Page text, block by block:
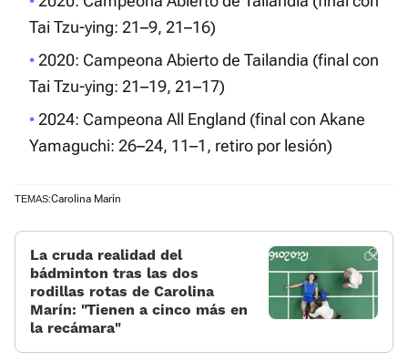
Tai Tzu-ying: 21–9, 21–16)
2020: Campeona Abierto de Tailandia (final con
Tai Tzu-ying: 21–19, 21–17)
2024: Campeona All England (final con Akane
Yamaguchi: 26–24, 11–1, retiro por lesión)
TEMAS:Carolina Marín
La cruda realidad del
bádminton tras las dos
rodillas rotas de Carolina
Marín: «Tienen a cinco más en
la recámara»